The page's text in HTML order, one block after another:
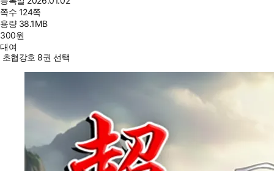
쪽수 124쪽
용량 38.1MB
300원
대여
초협강호 8권 선택